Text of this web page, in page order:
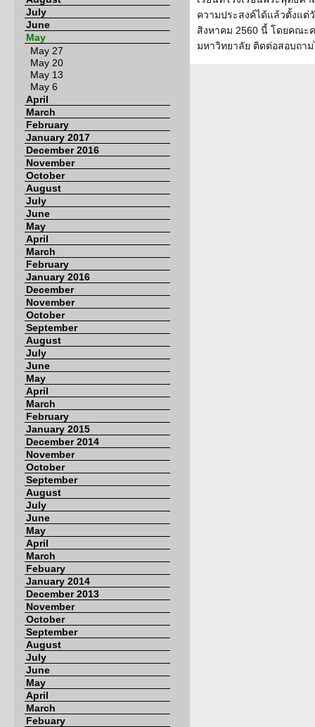
July
June
May
May 27
May 20
May 13
May 6
April
March
February
January 2017
December 2016
November
October
August
July
June
May
April
March
February
January 2016
December
November
October
September
August
July
June
May
April
March
February
January 2015
December 2014
November
October
September
August
July
June
May
April
March
Febuary
January 2014
December 2013
November
October
September
August
July
June
May
April
March
Febuary
ความประสงค์ได้แล้วตั้งแต่
สิงหาคม 2560 นี้ โดยคณะ
มหาวิทยาลัย ติดต่อสอบถา